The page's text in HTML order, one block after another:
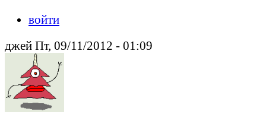
войти
джей Пт, 09/11/2012 - 01:09